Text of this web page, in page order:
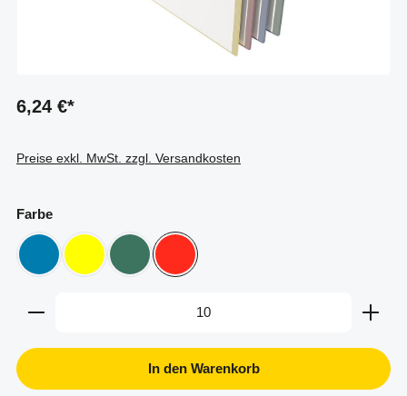
6,24 €*
Preise exkl. MwSt. zzgl. Versandkosten
Farbeauswählen
blau gelb grün ähnlich Ral 6000
rot
Produkt Anzahl: Gib den gewünschten Wert ein
In den Warenkorb